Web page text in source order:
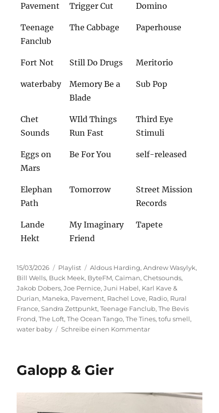
Pavement Trigger Cut Domino
Teenage
Fanclub
The Cabbage Paperhouse
Fort Not Still Do Drugs Meritorio
waterbaby
Memory Be a
Blade
Sub Pop
Chet
Sounds
WIld Things
Run Fast
Third Eye
Stimuli
Eggs on
Mars
Be For You self-released
Elephan
Path
Tomorrow
Street Mission
Records
Lande
Hekt
My Imaginary
Friend
Tapete
Veröffentlicht
am
15/03/2026 Kategorien
Playlist Schlagwörter
Aldous Harding,Andrew Wasylyk,
Bill Wells, Buck Meek, ByteFM,Caïman,Chetsounds,
Jakob Dobers,Joe Pernice,Juni Habel, Karl Kave &
Durian, Maneka, Pavement, Rachel Love, Radio, Rural
France,Sandra Zettpunkt,Teenage Fanclub,The Bevis
Frond,The Loft,The Ocean Tango,The Tines,tofu smell,
water baby
Schreibe einen Kommentarzu
Galopp & Gier